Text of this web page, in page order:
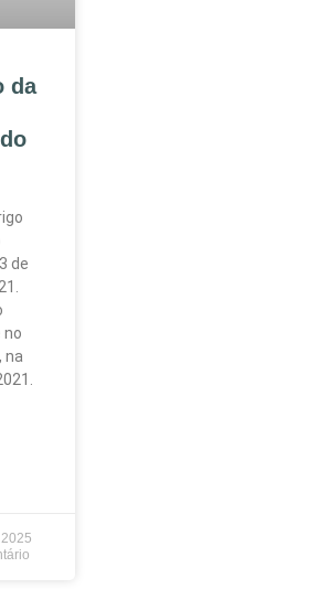
da
de
no
na